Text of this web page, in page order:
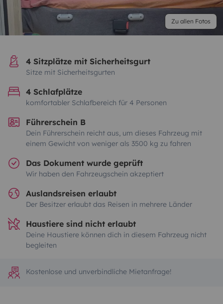
Zu allen Fotos
4 Sitzplätze mit Sicherheitsgurt
Sitze mit Sicherheitsgurten
4 Schlafplätze
komfortabler Schlafbereich für 4 Personen
Führerschein B
Dein Führerschein reicht aus, um dieses Fahrzeug mit
einem Gewicht von weniger als 3500 kg zu fahren
Das Dokument wurde geprüft
Wir haben den Fahrzeugschein akzeptiert
Auslandsreisen erlaubt
Der Besitzer erlaubt das Reisen in mehrere Länder
Haustiere sind nicht erlaubt
Deine Haustiere können dich in diesem Fahrzeug nicht
begleiten
Kostenlose und unverbindliche Mietanfrage!